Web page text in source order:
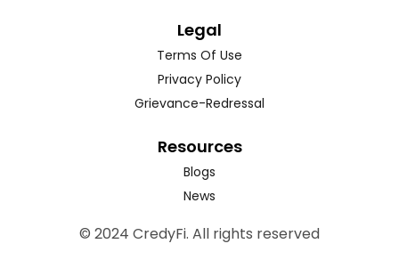
Legal
Terms Of Use
Privacy Policy
Grievance-Redressal
Resources
Blogs
News
© 2024 CredyFi. All rights reserved